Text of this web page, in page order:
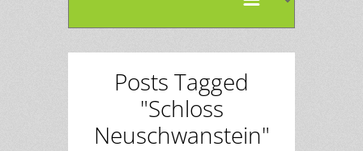
Posts Tagged
"Schloss
Neuschwanstein"